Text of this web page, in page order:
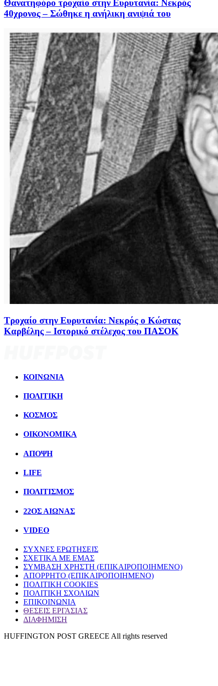
Θανατηφόρο τροχαίο στην Ευρυτανία: Νεκρός
40χρονος – Σώθηκε η ανήλικη ανιψιά του
Τροχαίο στην Ευρυτανία: Νεκρός ο Κώστας
Καρβέλης – Ιστορικό στέλεχος του ΠΑΣΟΚ
ΚΟΙΝΩΝΙΑ
ΠΟΛΙΤΙΚΗ
ΚΟΣΜΟΣ
ΟΙΚΟΝΟΜΙΚΑ
ΑΠΟΨΗ
LIFE
ΠΟΛΙΤIΣΜΟΣ
22ΟΣ ΑΙΩΝΑΣ
VIDEO
ΣΥΧΝΕΣ ΕΡΩΤΗΣΕΙΣ
ΣΧΕΤΙΚΑ ΜΕ ΕΜΑΣ
ΣΥΜΒΑΣΗ ΧΡΗΣΤΗ (ΕΠΙΚΑΙΡΟΠΟΙΗΜΕΝΟ)
ΑΠΟΡΡΗΤΟ (ΕΠΙΚΑΙΡΟΠΟΙΗΜΕΝΟ)
ΠΟΛΙΤΙΚΗ COOKIES
ΠΟΛΙΤΙΚΗ ΣΧΟΛΙΩΝ
ΕΠΙΚΟΙΝΩΝΙΑ
ΘΕΣΕΙΣ ΕΡΓΑΣΙΑΣ
ΔΙΑΦΗΜΙΣΗ
HUFFINGTON POST GREECE All rights reserved